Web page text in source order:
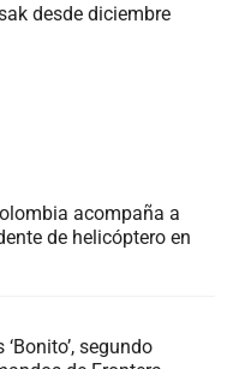
desde diciembre
acompaña a
de helicóptero en
segundo